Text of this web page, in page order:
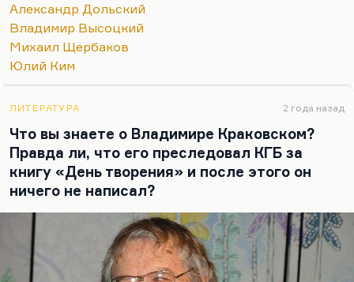
предшественников (хотя он бесконечно
оригинален), то самая сложность композиции
Дольского и поэтическая его эквилибристика во
многом лежат в основе творчества Щербакова.
говоря, экзистенциального отчаяния,
экзистенциальной иронии Кима и такой
гармонической сложности Дольского и
существует Щербаков.
Но Дольский допустил в жизни одну страшную
ошибку.…
Александр Дольский
Владимир Высоцкий
Михаил Щербаков
Юлий Ким
ЛИТЕРАТУРА 2 года назад
Что вы знаете о Владимире Краковском?
Правда ли, что его преследовал КГБ за
книгу «День творения» и после этого он
ничего не написал?